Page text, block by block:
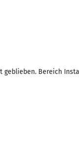
Bereich